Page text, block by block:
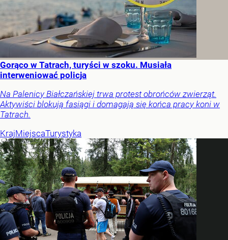
Gorąco w Tatrach, turyści w szoku. Musiała
interweniować policja
Na Palenicy Białczańskiej trwa protest obrońców zwierząt.
Aktywiści blokują fasiągi i domagają się końca pracy koni w
Tatrach.
KrajMiejscaTurystyka